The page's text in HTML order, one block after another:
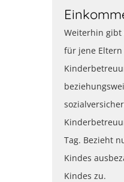
Weiterhin gibt
für jene
Tag. Bezieht
Kindes
Kindes zu.